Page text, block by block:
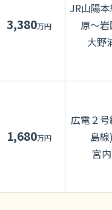
3,380万円
JR山陽
原～
大野
1,680万円
広電２
島線)
宮内